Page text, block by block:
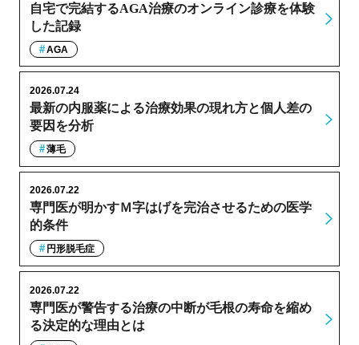
自宅で完結するAGA治療のオンライン診療を体験
した記録
AGA
最新の内服薬による治療効果の現れ方と個人差の
要因を分析
2026.07.24
薄毛
専門医が明かすＭ字はげを完治させるための医学
的条件
2026.07.22
円形脱毛症
専門医が警告する治療の中断が毛根の寿命を縮め
る決定的な理由とは
2026.07.22